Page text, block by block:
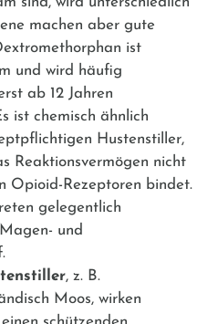
machen aber gute
ist
und wird häufig
ab 12 Jahren
ist chemisch ähnlich
Hustenstiller,
Reaktionsvermögen nicht
Opioid-Rezeptoren bindet.
gelegentlich
und
, z. B.
Moos, wirken